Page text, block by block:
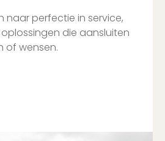
naar perfectie in service,
die aansluiten
of wensen.